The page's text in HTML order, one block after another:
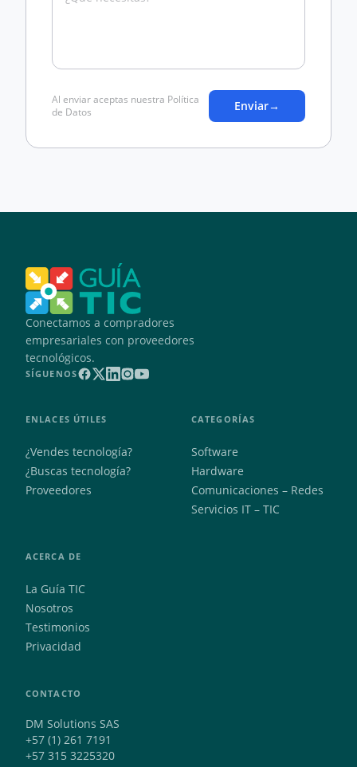
Al enviar aceptas nuestra Política
de Datos
Enviar→
Conectamos a compradores
empresariales con proveedores
tecnológicos.
SÍGUENOS
ENLACES ÚTILES
¿Vendes tecnología?
¿Buscas tecnología?
Proveedores
CATEGORÍAS
Software
Hardware
Comunicaciones – Redes
Servicios IT – TIC
ACERCA DE
La Guía TIC
Nosotros
Testimonios
Privacidad
CONTACTO
DM Solutions SAS
+57 (1) 261 7191
+57 315 3225320